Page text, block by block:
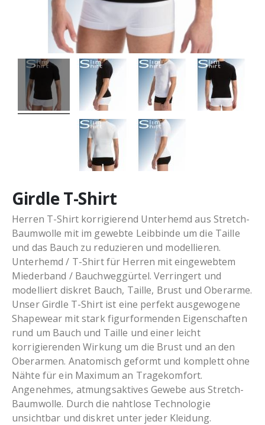
Girdle T-Shirt
Herren T-Shirt korrigierend Unterhemd aus Stretch-
Baumwolle mit im gewebte Leibbinde um die Taille
und das Bauch zu reduzieren und modellieren.
Unterhemd / T-Shirt für Herren mit eingewebtem
Miederband / Bauchweggürtel. Verringert und
modelliert diskret Bauch, Taille, Brust und Oberarme.
Unser Girdle T-Shirt ist eine perfekt ausgewogene
Shapewear mit stark figurformenden Eigenschaften
rund um Bauch und Taille und einer leicht
korrigierenden Wirkung um die Brust und an den
Oberarmen. Anatomisch geformt und komplett ohne
Nähte für ein Maximum an Tragekomfort.
Angenehmes, atmungsaktives Gewebe aus Stretch-
Baumwolle. Durch die nahtlose Technologie
unsichtbar und diskret unter jeder Kleidung.